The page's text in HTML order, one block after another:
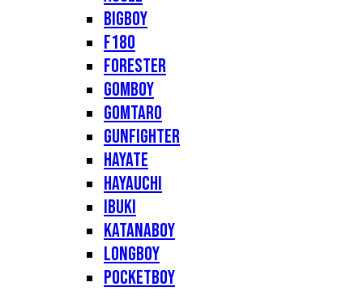
Bigboy
F180
Forester
Gomboy
Gomtaro
Gunfighter
Hayate
Hayauchi
Ibuki
Katanaboy
Longboy
Pocketboy